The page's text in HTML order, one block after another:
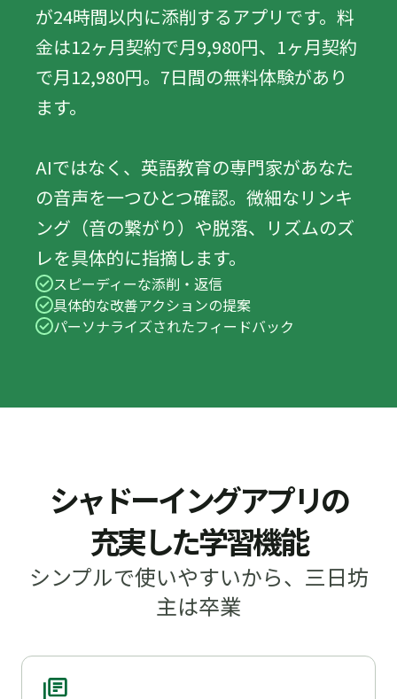
が24時間以内に添削するアプリです。料
金は12ヶ月契約で月9,980円、1ヶ月契約
で月12,980円。7日間の無料体験があり
ます。
AIではなく、英語教育の専門家があなた
の音声を一つひとつ確認。微細なリンキ
ング（音の繋がり）や脱落、リズムのズ
レを具体的に指摘します。
スピーディーな添削・返信
具体的な改善アクションの提案
パーソナライズされたフィードバック
シャドーイングアプリの
充実した学習機能
シンプルで使いやすいから、三日坊
主は卒業